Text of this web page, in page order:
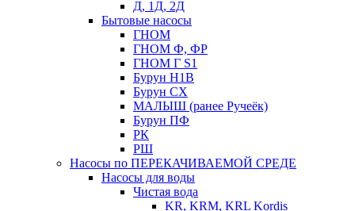
Д, 1Д, 2Д
Бытовые насосы
ГНОМ
ГНОМ Ф, ФР
ГНОМ Г S1
Бурун Н1В
Бурун СХ
МАЛЫШ (ранее Ручеёк)
Бурун ПФ
РК
РШ
Насосы по ПЕРЕКАЧИВАЕМОЙ СРЕДЕ
Насосы для воды
Чистая вода
KR, KRM, KRL Kordis